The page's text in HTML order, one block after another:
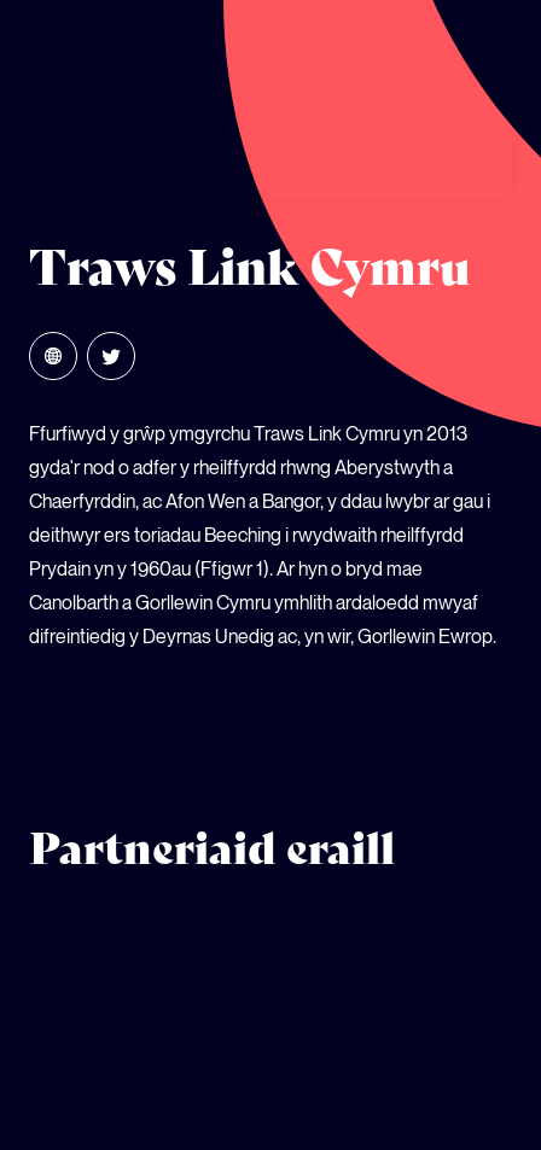
Traws Link Cymru
Ffurfiwyd y grŵp ymgyrchu Traws Link Cymru yn 2013
gyda'r nod o adfer y rheilffyrdd rhwng Aberystwyth a
Chaerfyrddin, ac Afon Wen a Bangor, y ddau lwybr ar gau i
deithwyr ers toriadau Beeching i rwydwaith rheilffyrdd
Prydain yn y 1960au (Ffigwr 1). Ar hyn o bryd mae
Canolbarth a Gorllewin Cymru ymhlith ardaloedd mwyaf
difreintiedig y Deyrnas Unedig ac, yn wir, Gorllewin Ewrop.
Partneriaid eraill
LLYSGENHADON HINSAWDD IEUENCTID